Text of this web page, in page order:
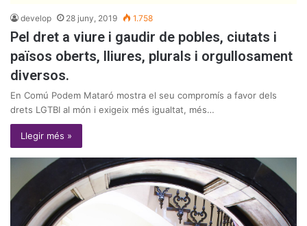
develop 28 juny, 2019 1.758
Pel dret a viure i gaudir de pobles, ciutats i
països oberts, lliures, plurals i orgullosament
diversos.
En Comú Podem Mataró mostra el seu compromís a favor dels
drets LGTBI al món i exigeix més igualtat, més…
Llegir més »